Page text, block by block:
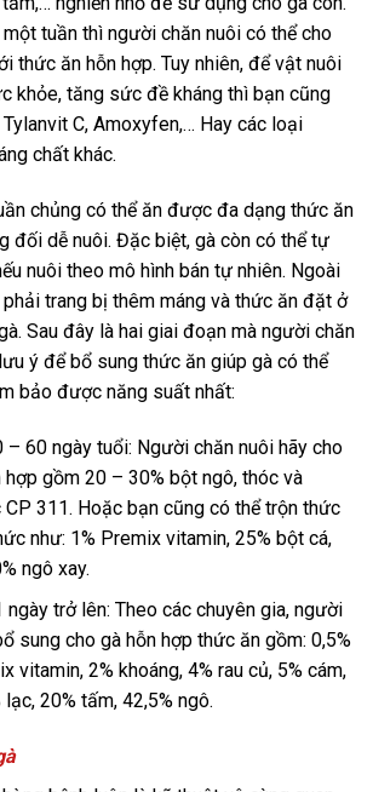
tuần thì người chăn nuôi có thể cho
thức ăn hỗn hợp. Tuy nhiên, để vật nuôi
khỏe, tăng sức đề kháng thì bạn cũng
C, Amoxyfen,… Hay các loại
chất khác.
chủng có thể ăn được đa dạng thức ăn
đối dễ nuôi. Đặc biệt, gà còn có thể tự
nuôi theo mô hình bán tự nhiên. Ngoài
phải trang bị thêm máng và thức ăn đặt ở
Sau đây là hai giai đoạn mà người chăn
ý để bổ sung thức ăn giúp gà có thể
bảo được năng suất nhất:
– 60 ngày tuổi: Người chăn nuôi hãy cho
hợp gồm 20 – 30% bột ngô, thóc và
311. Hoặc bạn cũng có thể trộn thức
như: 1% Premix vitamin, 25% bột cá,
ngô xay.
trở lên: Theo các chuyên gia, người
sung cho gà hỗn hợp thức ăn gồm: 0,5%
vitamin, 2% khoáng, 4% rau củ, 5% cám,
20% tấm, 42,5% ngô.